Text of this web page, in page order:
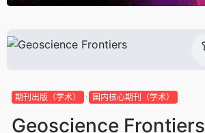
期刊出版（学术） 国内核心期刊（学术）
Geoscience Frontiers